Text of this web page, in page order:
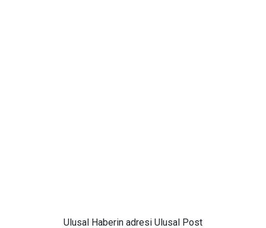
Ulusal Haberin adresi Ulusal Post